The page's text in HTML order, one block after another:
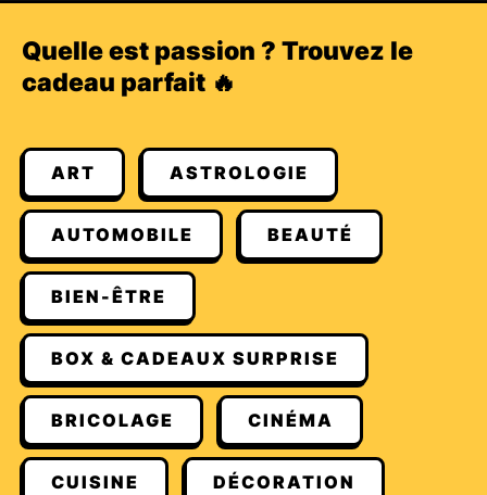
Quelle est passion ? Trouvez le
cadeau parfait 🔥
ART ASTROLOGIE
AUTOMOBILE BEAUTÉ
BIEN-ÊTRE
BOX & CADEAUX SURPRISE
BRICOLAGE CINÉMA
CUISINE DÉCORATION